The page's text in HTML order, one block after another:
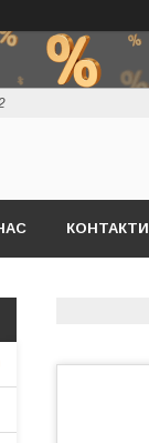
КОНТАКТИ